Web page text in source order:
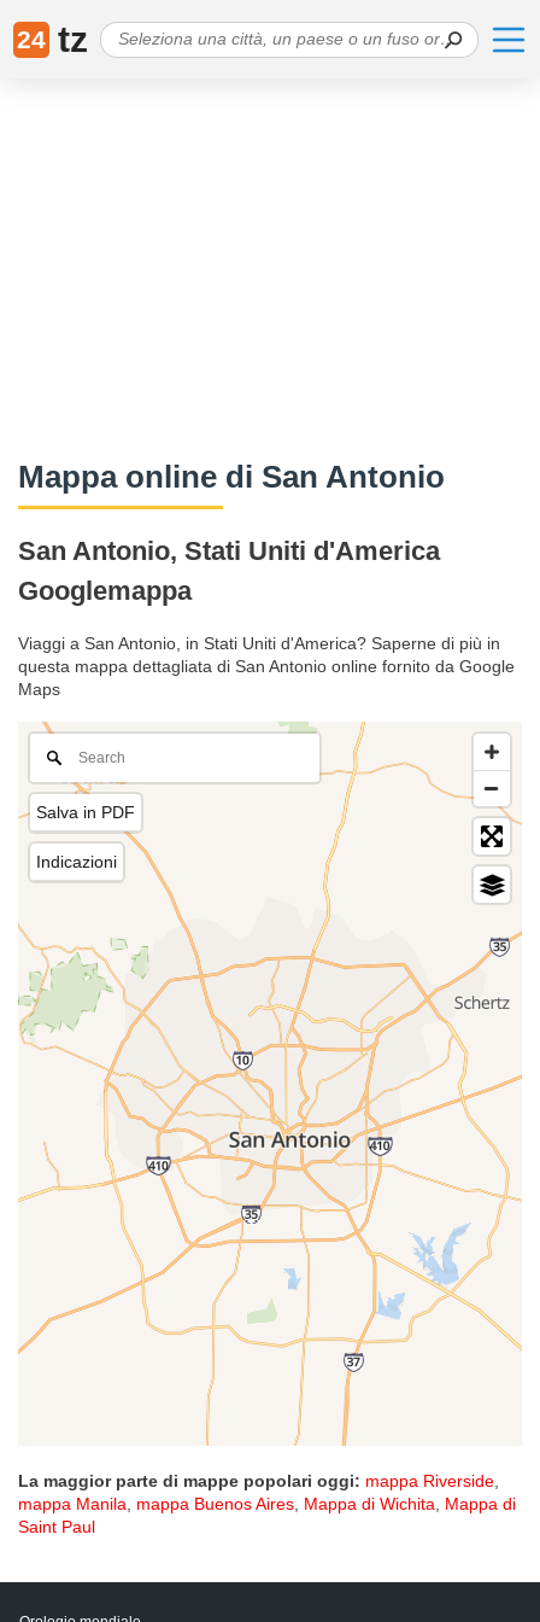
24 tz
Mappa online di San Antonio
San Antonio, Stati Uniti d'America
Googlemappa
Viaggi a San Antonio, in Stati Uniti d'America? Saperne di più in
questa mappa dettagliata di San Antonio online fornito da Google
Maps
Salva in PDF
Indicazioni
La maggior parte di mappe popolari oggi: mappa Riverside,
mappa Manila, mappa Buenos Aires, Mappa di Wichita, Mappa di
Saint Paul